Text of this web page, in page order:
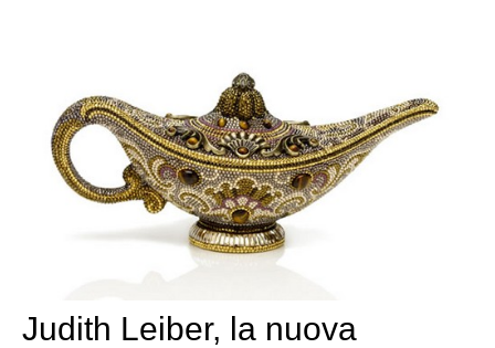
Judith Leiber, la nuova